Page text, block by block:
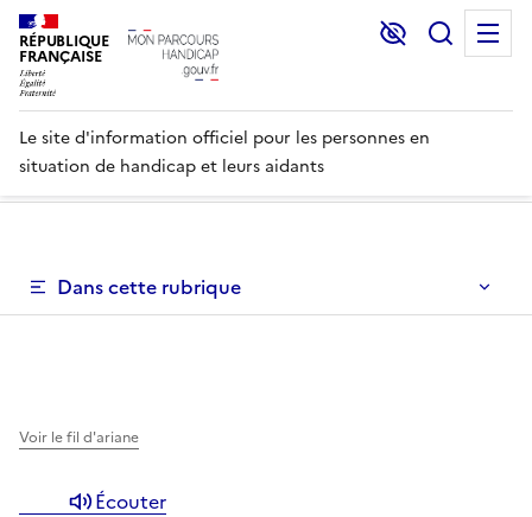
RÉPUBLIQUE
FRANÇAISE
Lecture et
Le site d'information officiel pour les personnes en
situation de handicap et leurs aidants
Un menu de navigation vous permettant de naviguer
Dans cette rubrique
Voir le fil d'ariane
Écouter